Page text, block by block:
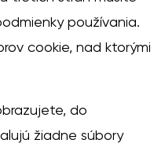
používania.
cookie, nad ktorými
do
žiadne súbory